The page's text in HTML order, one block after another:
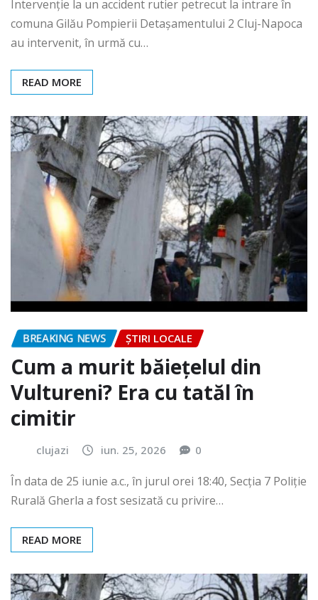
Intervenție la un accident rutier petrecut la intrare în
comuna Gilău Pompierii Detașamentului 2 Cluj-Napoca
au intervenit, în urmă cu…
READ MORE
BREAKING NEWS ȘTIRI LOCALE
Cum a murit băiețelul din
Vultureni? Era cu tatăl în
cimitir
clujazi iun. 25, 2026 0
În data de 25 iunie a.c., în jurul orei 18:40, Secția 7 Poliție
Rurală Gherla a fost sesizată cu privire…
READ MORE